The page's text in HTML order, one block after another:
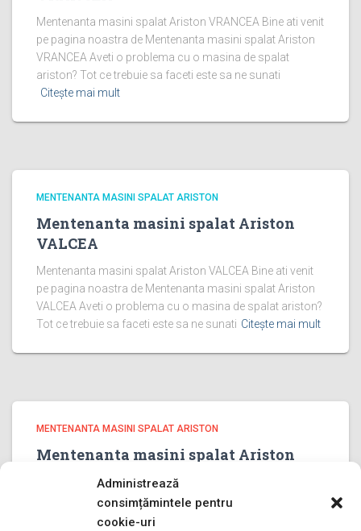
Administrează
consimțămintele pentru
cookie-uri
Mentenanta masini spalat Ariston VRANCEA Bine ati venit
pe pagina noastra de Mentenanta masini spalat Ariston
VRANCEA Aveti o problema cu o masina de spalat
ariston? Tot ce trebuie sa faceti este sa ne sunati
Citește mai mult
MENTENANTA MASINI SPALAT ARISTON
Mentenanta masini spalat Ariston
VALCEA
Mentenanta masini spalat Ariston VALCEA Bine ati venit
pe pagina noastra de Mentenanta masini spalat Ariston
VALCEA Aveti o problema cu o masina de spalat ariston?
Tot ce trebuie sa faceti este sa ne sunati Citește mai mult
MENTENANTA MASINI SPALAT ARISTON
Mentenanta masini spalat Ariston
PRAHOVA
Mentenanta masini spalat Ariston PRAHOVA Bine ati venit
pe pagina noastra de Mentenanta masini spalat Ariston